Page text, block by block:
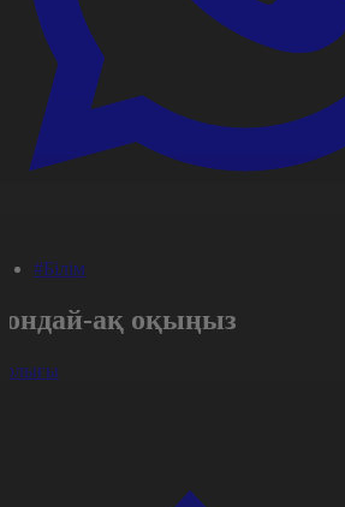
#Білім
ақ оқыңыз